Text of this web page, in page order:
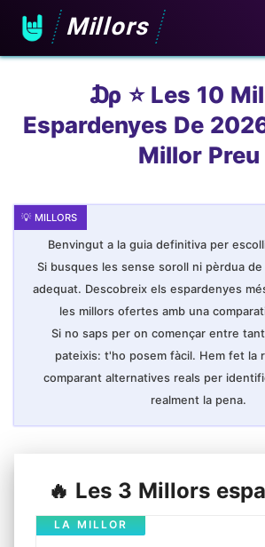
Millors
₯ ⭐️ Les 10
Espardenyes De
Millor Preu
Benvingut a la guia definitiva per
Si busques les sense soroll ni pèrdua
adequat. Descobreix els espardenyes
les millors ofertes amb una
Si no saps per on començar entre
pateixis: t'ho posem fàcil. Hem fet la
comparant alternatives reals per
realment la pena.
🔥 Les 3 Millors
LA MILLOR